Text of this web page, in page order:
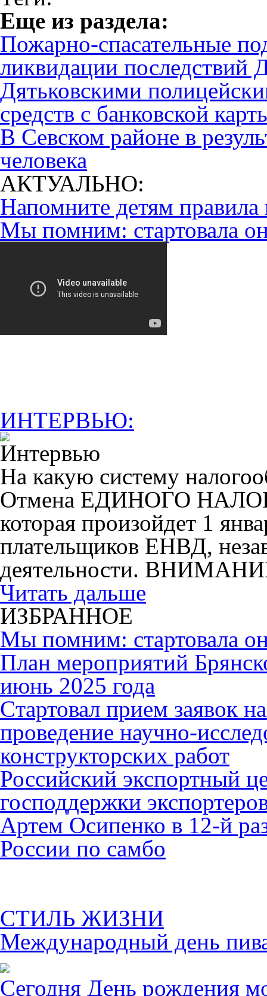
Eще из раздела:
Пожарно-спасательные
ликвидации
Дятьковскими
средств с банковской
В Севском районе в
человека
АКТУАЛЬНО:
Напомните детям правила
Мы помним: стартовала
ИНТЕРВЬЮ:
На какую систему
Отмена ЕДИНОГО
которая произойдет 1
плательщиков ЕНВД,
деятельности.
Читать дальше
ИЗБРАННОЕ
Мы помним: стартовала
План мероприятий
июнь 2025 года
Cтартовал прием заявок
проведение научно-
конструкторских работ
Российский экспортный
господдержки
Артем Осипенко в 12-й
России по самбо
СТИЛЬ ЖИЗНИ
Международный день
Сегодня День рождения